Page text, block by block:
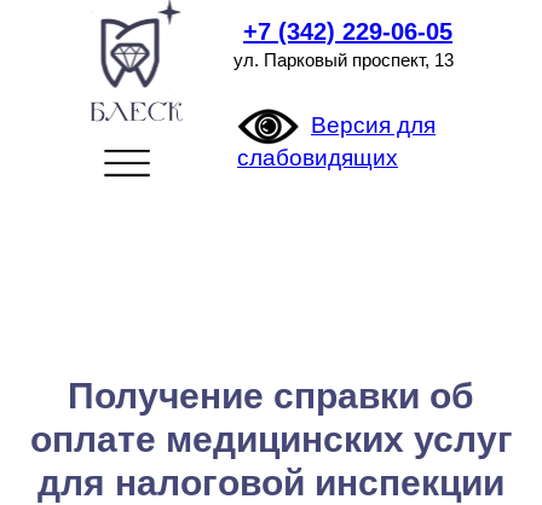
+7 (342) 229-06-05
ул. Парковый проспект, 13
Версия для
слабовидящих
Получение справки об
оплате медицинских услуг
для налоговой инспекции